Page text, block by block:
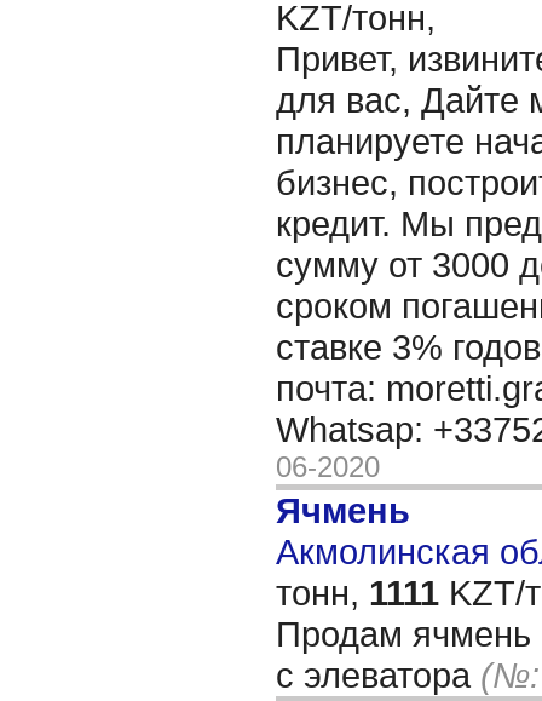
KZT/тонн,
Привет,
для вас, Дайте
планируете
бизнес,
кредит. Мы
сумму от 3000
сроком
ставке 3%
почта:
Whatsap:
06-2020
Ячмень
Акмолинская
тонн, 1111 KZT/
Продам ячмень
с элеватора (№: